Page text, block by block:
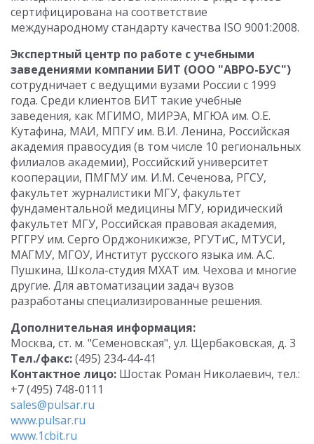
сертифицирована на соответствие
международному стандарту качества ISO 9001:2008.
Экспертный центр по работе с учебными
заведениями компании БИТ (ООО "АВРО-БУС")
сотрудничает с ведущими вузами России с 1999
года. Среди клиентов БИТ такие учебные
заведения, как МГИМО, МИРЭА, МГЮА им. О.Е.
Кутафина, МАИ, МПГУ им. В.И. Ленина, Российская
академия правосудия (в том числе 10 региональных
филиалов академии), Российский университет
кооперации, ПМГМУ им. И.М. Сеченова, РГСУ,
факультет журналистики МГУ, факультет
фундаментальной медицины МГУ, юридический
факультет МГУ, Российская правовая академия,
РГГРУ им. Серго Орджоникижзе, РГУТиС, МТУСИ,
МАГМУ, МГОУ, Институт русского языка им. А.С.
Пушкина, Школа-студия МХАТ им. Чехова и многие
другие. Для автоматизации задач вузов
разработаны специализированные решения.
Дополнительная информация:
Москва, ст. м. "Семеновская", ул. Щербаковская, д. 3
Тел./факс:(495) 234-44-41
Контактное лицо: Шостак Роман Николаевич, тел.:
+7 (495) 748-0111
sales@pulsar.ru
www.pulsar.ru
www.1cbit.ru